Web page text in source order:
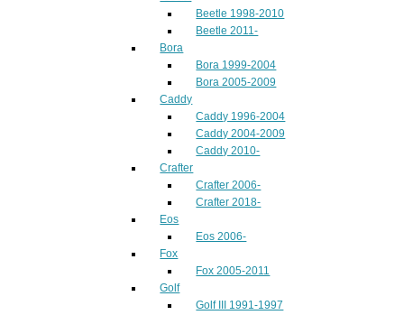
Beetle 1998-2010
Beetle 2011-
Bora
Bora 1999-2004
Bora 2005-2009
Caddy
Caddy 1996-2004
Caddy 2004-2009
Caddy 2010-
Crafter
Crafter 2006-
Crafter 2018-
Eos
Eos 2006-
Fox
Fox 2005-2011
Golf
Golf III 1991-1997